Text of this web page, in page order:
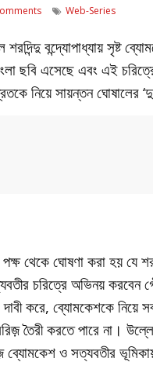
Web-Series
বন্দ্যোপাধ্যায় সৃষ্ট
ছবি এসেছে এবং এই
নিয়ে সায়ন্তন ঘোষালের
থেকে ঘোষণা করা হয় যে
চরিত্রে অভিনয়
করে, ব্যোমকেশকে নিয়ে
তৈরী করতে পারে না।
ও সত্যবতীর ভূমিকায়